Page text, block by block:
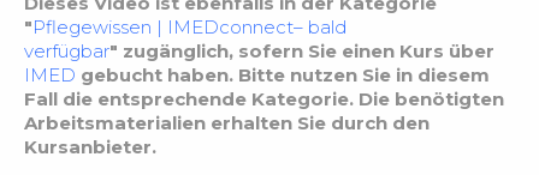
Hautinspektion 3:26
Haut – Fallbeispiel 1:42
"Pflegewissen | IMEDconnect– bald
verfügbar" zugänglich, sofern Sie einen Kurs über
IMED gebucht haben. Bitte nutzen Sie in diesem
Fall die entsprechende Kategorie. Die benötigten
Arbeitsmaterialien erhalten Sie durch den
Kursanbieter.